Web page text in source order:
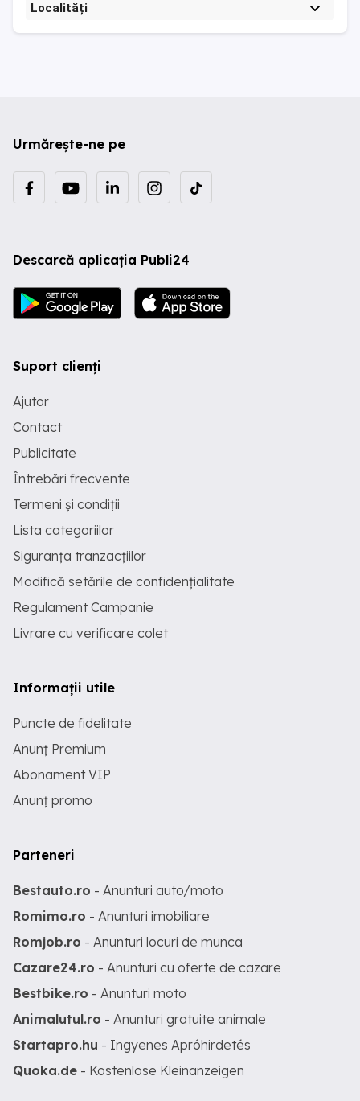
Localități
Urmărește-ne pe
Descarcă aplicația Publi24
Suport clienți
Ajutor
Contact
Publicitate
Întrebări frecvente
Termeni și condiții
Lista categoriilor
Siguranța tranzacțiilor
Modifică setările de confidențialitate
Regulament Campanie
Livrare cu verificare colet
Informații utile
Puncte de fidelitate
Anunț Premium
Abonament VIP
Anunț promo
Parteneri
Bestauto.ro - Anunturi auto/moto
Romimo.ro - Anunturi imobiliare
Romjob.ro - Anunturi locuri de munca
Cazare24.ro - Anunturi cu oferte de cazare
Bestbike.ro - Anunturi moto
Animalutul.ro - Anunturi gratuite animale
Startapro.hu - Ingyenes Apróhirdetés
Quoka.de - Kostenlose Kleinanzeigen